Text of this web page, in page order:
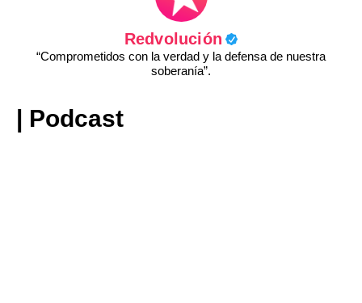
Redvolución
“Comprometidos con la verdad y la defensa de nuestra
soberanía”.
| Podcast